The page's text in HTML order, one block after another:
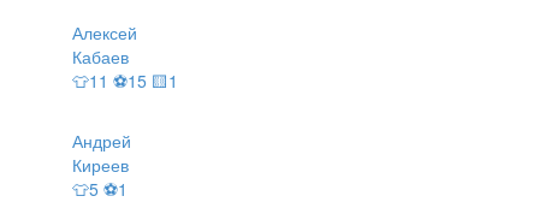
Алексей
Кабаев
👕11 ⚽15 🟨1
Андрей
Киреев
👕5 ⚽1